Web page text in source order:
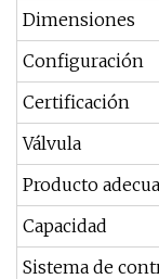
Dimensiones
Configuración
Certificación
Válvula
Producto
Capacidad
Sistema de